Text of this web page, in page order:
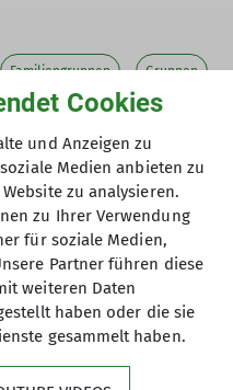
kaufbeuren-
kaufbeuren-
| 14 - 18
e)
Familiengruppen Gruppen
Klettern-Kids
Termine
Wandergruppen
Cookies
und Anzeigen zu
Medien anbieten zu
zu analysieren.
zu Ihrer Verwendung
für soziale Medien,
Partner führen diese
weiteren Daten
haben oder die sie
gesammelt haben.